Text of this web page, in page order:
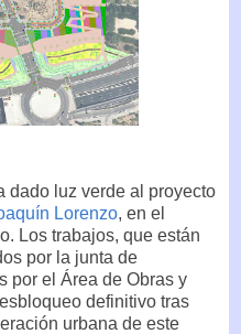
dado luz verde al proyecto
Lorenzo, en el
Los trabajos, que están
por la junta de
por el Área de Obras y
definitivo tras
urbana de este